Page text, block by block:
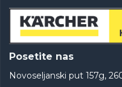
Posetite nas
Novoseljanski put 157g,